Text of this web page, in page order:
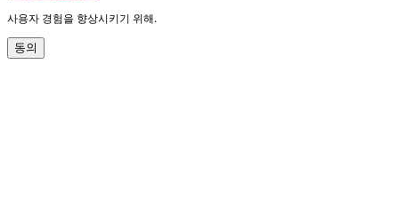
사용자 경험을 향상시키기 위해.
동의